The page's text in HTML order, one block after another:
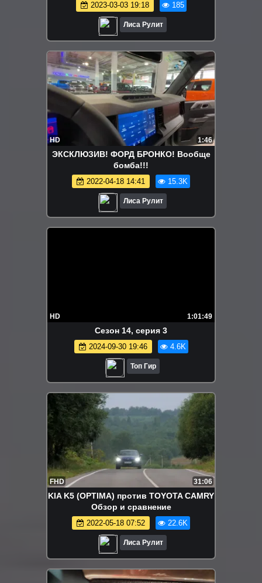
2023-03-03 19:18 185
Лиса Рулит
HD 1:46
ЭКСКЛЮЗИВ! ФОРД БРОНКО! Вообще
бомба!!!
2022-04-18 14:41 15.3K
Лиса Рулит
HD 1:01:49
Сезон 14, серия 3
2024-09-30 19:46 4.6K
Топ Гир
FHD 31:06
KIA K5 (OPTIMA) против TOYOTA CAMRY
Обзор и сравнение
2022-05-18 07:52 22.6K
Лиса Рулит